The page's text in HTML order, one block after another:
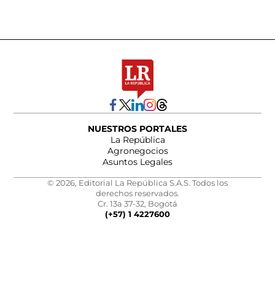
NUESTROS PORTALES
La República
Agronegocios
Asuntos Legales
© 2026, Editorial La República S.A.S. Todos los
derechos reservados.
Cr. 13a 37-32, Bogotá
(+57) 1 4227600